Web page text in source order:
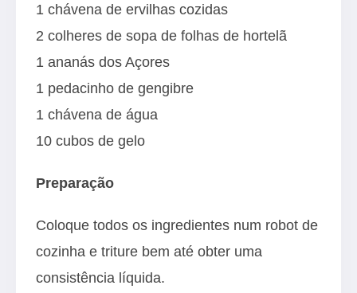
1 chávena de ervilhas cozidas
2 colheres de sopa de folhas de hortelã
1 ananás dos Açores
1 pedacinho de gengibre
1 chávena de água
10 cubos de gelo
Preparação
Coloque todos os ingredientes num robot de
cozinha e triture bem até obter uma
consistência líquida.